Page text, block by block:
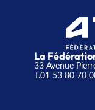
La
33 Avenue
T.01 53 80 70